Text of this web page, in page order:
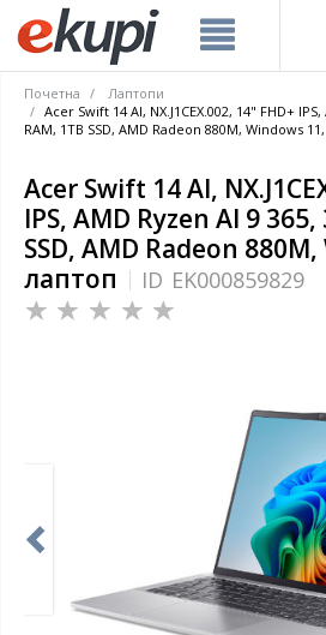
Почетна
Лаптопи
Acer Swift 14 AI, NX.J1CEX.002, 14" FHD+
RAM, 1TB SSD, AMD Radeon 880M, Windows
Acer Swift 14 AI,
IPS, AMD Ryzen AI 9
SSD, AMD Radeon
лаптоп
ID EK000859829